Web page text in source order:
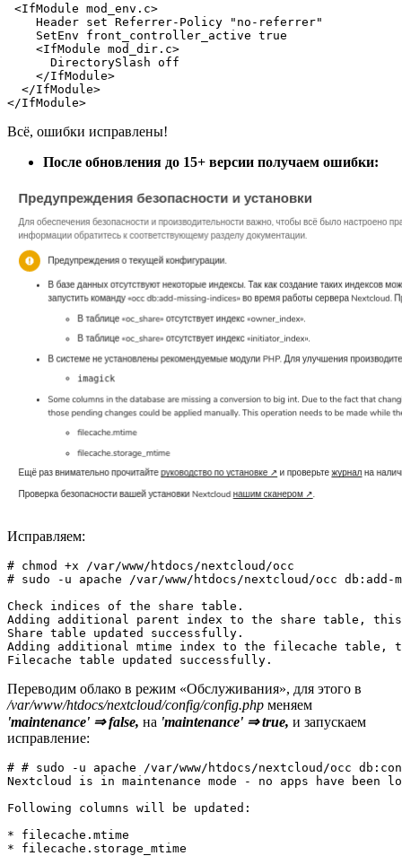
<IfModule mod_env.c>
    Header set Referrer-Policy "no-referrer"
    SetEnv front_controller_active true
    <IfModule mod_dir.c>
      DirectorySlash off
    </IfModule>
  </IfModule>
</IfModule>
Всё, ошибки исправлены!
После обновления до 15+ версии получаем ошибки:
Исправляем:
# chmod +x /var/www/htdocs/nextcloud/occ
# sudo -u apache /var/www/htdocs/nextcloud/occ db:add-
Check indices of the share table.
Adding additional parent index to the share table,
Share table updated successfully.
Adding additional mtime index to the filecache table,
Filecache table updated successfully.
Переводим облако в режим «Обслуживания», для этого в
/var/www/htdocs/nextcloud/config/config.php меняем
'maintenance' ⇒ false, на 'maintenance' ⇒ true, и запускаем
исправление:
# # sudo -u apache /var/www/htdocs/nextcloud/occ
Nextcloud is in maintenance mode - no apps have been
Following columns will be updated:
* filecache.mtime
* filecache.storage_mtime